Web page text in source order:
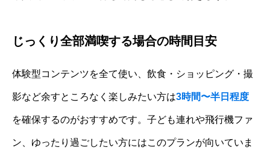
じっくり全部満喫する場合の時間目安
体験型コンテンツを全て使い、飲食・ショッピング・撮
影など余すところなく楽しみたい方は3時間〜半日程度
を確保するのがおすすめです。子ども連れや飛行機ファ
ン、ゆったり過ごしたい方にはこのプランが向いていま